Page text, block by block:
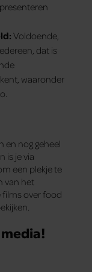
Voldoende,
dat is
waaronder
en nog geheel
is je via
een plekje te
van het
films over food